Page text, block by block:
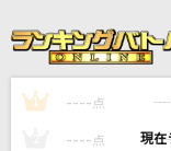
裸足の女神
B'z
1 ---- 点 ----
---- 点 ----